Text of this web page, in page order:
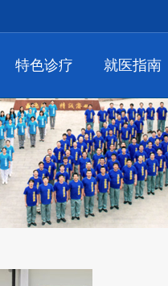
特色诊疗 就医指南